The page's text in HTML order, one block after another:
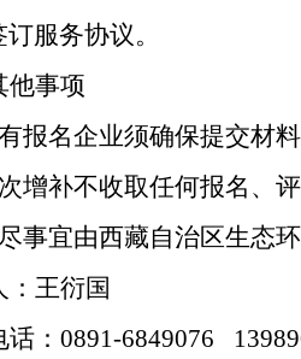
服务协议。
他事项
报名企业须确保提交材
增补不收取任何报名、
事宜由西藏自治区生态
王衍国
： 0891-6849076